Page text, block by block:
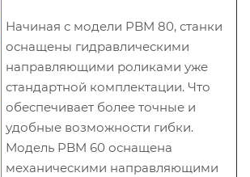
Начиная с модели PBM 80, станки
оснащены гидравлическими
направляющими роликами уже
стандартной комплектации. Что
обеспечивает более точные и
удобные возможности гибки.
Модель PBM 60 оснащена
механическими направляющими